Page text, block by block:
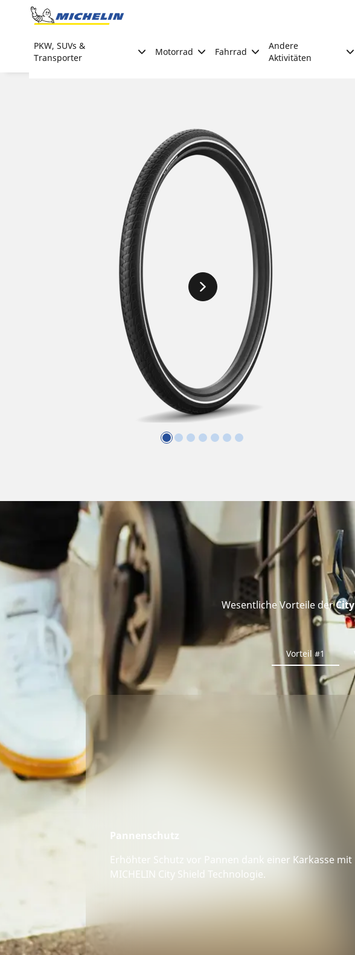
Go to page content
PKW, SUVs &
Transporter
Motorrad Fahrrad
Andere
Aktivitäten
Wesentliche Vorteile derCity
Vorteil #1
Pannenschutz
Erhöhter Schutz vor Pannen dank einer Karkasse mit
MICHELIN City Shield Technologie.